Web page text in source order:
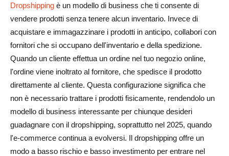
1. Saltare la ricerca sui prodotti
3. Trascurando il marketing e la SEO
4. Scarsa gestione dei fornitori
Come ampliare la tua attività di dropshipping nel 2025
1. Ottimizzazione del negozio per conversioni migliori
2. Linee di prodotti in espansione
Dropshipping è un modello di business che ti consente di
vendere prodotti senza tenere alcun inventario. Invece di
acquistare e immagazzinare i prodotti in anticipo, collabori con
fornitori che si occupano dell'inventario e della spedizione.
Quando un cliente effettua un ordine nel tuo negozio online,
l'ordine viene inoltrato al fornitore, che spedisce il prodotto
direttamente al cliente. Questa configurazione significa che
non è necessario trattare i prodotti fisicamente, rendendolo un
modello di business interessante per chiunque desideri
guadagnare con il dropshipping, soprattutto nel 2025, quando
l'e-commerce continua a evolversi. Il dropshipping offre un
modo a basso rischio e basso investimento per entrare nel